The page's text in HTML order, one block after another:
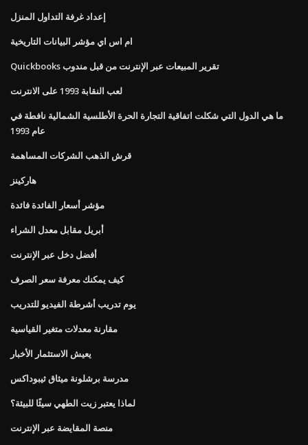
إعداد غرفة التداول المنزل
ام اس اي مؤشر البيانات التاريخية
Quickbooks تقرير المبيعات عبر الإنترنت من قبل مندوب
لعب النقابة 1993 على الانترنت
ما هي الدول التي شكلت اتفاقية التجارة الحرة الأطلسية الشمالية نافطة في
عام 1993
قرش الذهب الشركات المساهمة
هاركينز
مؤشر أسعار الفائدة فائدة
أبريل مقابل معدل الشراء
أفضل دخل عبر الإنترنت
كيف يمكنك معرفة سعر الصرف
يوم تدريب أشرطة الفيديو للتدريب
مقارنة معدلات متغير القياسية
يعيش الاستثمار الأخبار
مدرسة برشلونة ميثاق ثيبوداكس
لماذا يعتبر زيت الطهي سيئًا للبيئة؟
منصة المقايضة عبر الإنترنت